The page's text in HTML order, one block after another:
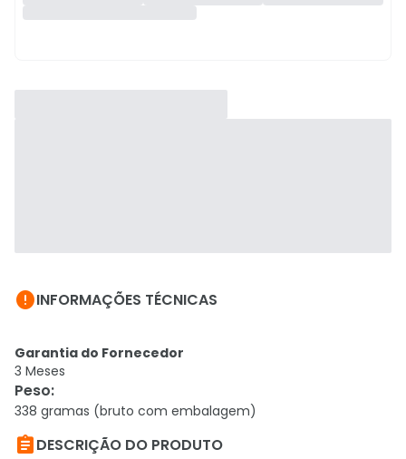
INFORMAÇÕES TÉCNICAS
Garantia do Fornecedor
3 Meses
Peso:
338 gramas (bruto com embalagem)
DESCRIÇÃO DO PRODUTO